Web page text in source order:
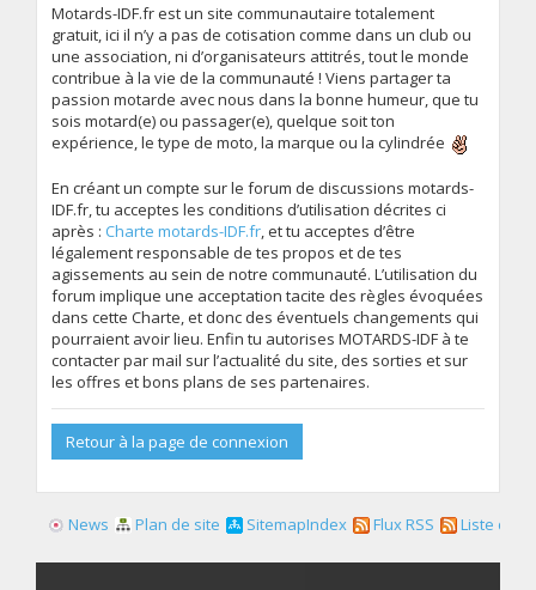
Motards-IDF.fr est un site communautaire totalement
gratuit, ici il n’y a pas de cotisation comme dans un club ou
une association, ni d’organisateurs attitrés, tout le monde
contribue à la vie de la communauté ! Viens partager ta
passion motarde avec nous dans la bonne humeur, que tu
sois motard(e) ou passager(e), quelque soit ton
expérience, le type de moto, la marque ou la cylindrée
En créant un compte sur le forum de discussions motards-
IDF.fr, tu acceptes les conditions d’utilisation décrites ci
après : Charte motards-IDF.fr, et tu acceptes d’être
légalement responsable de tes propos et de tes
agissements au sein de notre communauté. L’utilisation du
forum implique une acceptation tacite des règles évoquées
dans cette Charte, et donc des éventuels changements qui
pourraient avoir lieu. Enfin tu autorises MOTARDS-IDF à te
contacter par mail sur l’actualité du site, des sorties et sur
les offres et bons plans de ses partenaires.
Retour à la page de connexion
News Plan de site SitemapIndex Flux RSS Liste des